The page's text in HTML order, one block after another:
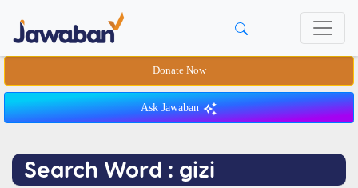
Donate Now
Ask Jawaban
Search Word : gizi